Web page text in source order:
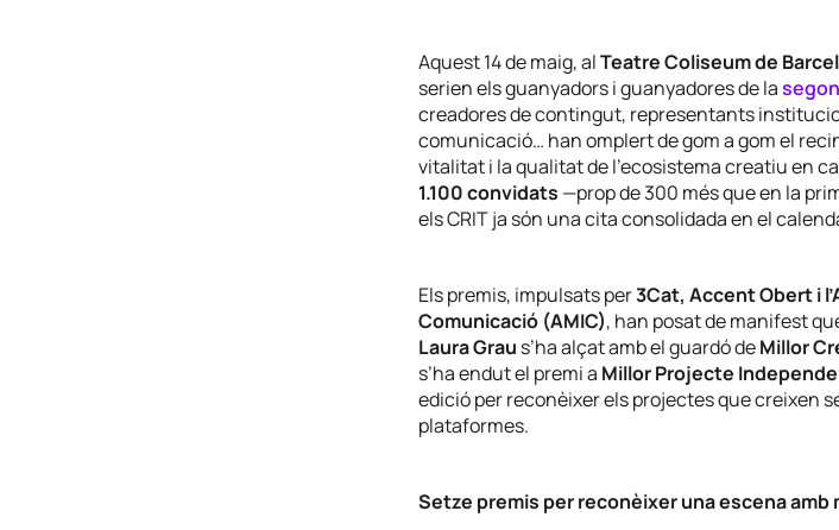
Aquest 14 de maig, alTeatre Coliseum de
serien els guanyadors i guanyadores de la
creadores de contingut, representants
comunicació… han omplert de gom a gom el
vitalitat i la qualitat de l’ecosistema creatiu en
1.100 convidats —prop de 300 més que en la
els CRIT ja són una cita consolidada en el
Els premis, impulsats per3Cat, Accent Obert i
Comunicació (AMIC), han posat de manifest
Laura Grau s’ha alçat amb el guardó deMillor
s’ha endut el premi a Millor Projecte
edició per reconèixer els projectes que creixen
plataformes.
Setze premis per reconèixer una escena